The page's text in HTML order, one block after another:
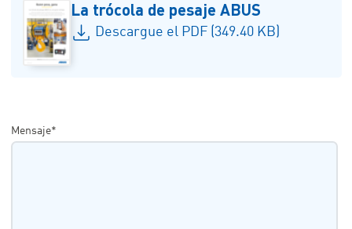
La trócola de pesaje ABUS
Descargue el PDF (349.40 KB)
Mensaje*